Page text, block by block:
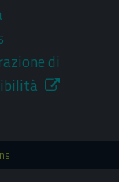
di